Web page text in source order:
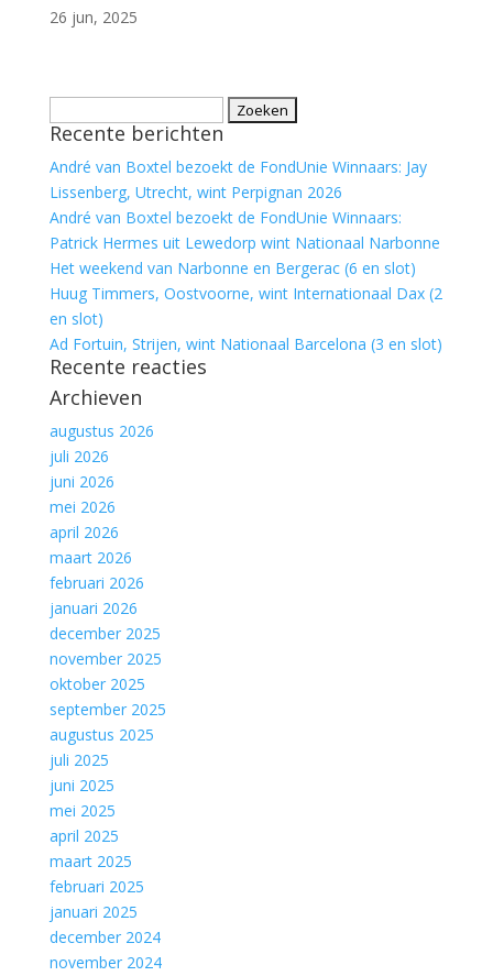
26 jun, 2025
naar:
Recente berichten
André van Boxtel bezoekt de FondUnie Winnaars: Jay
Lissenberg, Utrecht, wint Perpignan 2026
André van Boxtel bezoekt de FondUnie Winnaars:
Patrick Hermes uit Lewedorp wint Nationaal Narbonne
Het weekend van Narbonne en Bergerac (6 en slot)
Huug Timmers, Oostvoorne, wint Internationaal Dax (2
en slot)
Ad Fortuin, Strijen, wint Nationaal Barcelona (3 en slot)
Recente reacties
Archieven
augustus 2026
juli 2026
juni 2026
mei 2026
april 2026
maart 2026
februari 2026
januari 2026
december 2025
november 2025
oktober 2025
september 2025
augustus 2025
juli 2025
juni 2025
mei 2025
april 2025
maart 2025
februari 2025
januari 2025
december 2024
november 2024